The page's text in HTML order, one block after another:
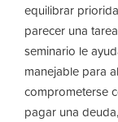
equilibrar
parecer una
seminario le
manejable para
comprometerse
pagar una